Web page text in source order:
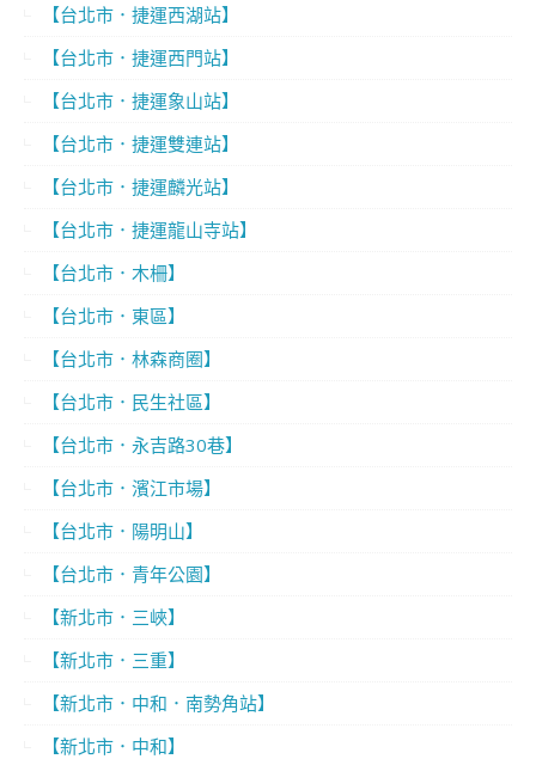
【台北市．捷運西湖站】
【台北市．捷運西門站】
【台北市．捷運象山站】
【台北市．捷運雙連站】
【台北市．捷運麟光站】
【台北市．捷運龍山寺站】
【台北市．木柵】
【台北市．東區】
【台北市．林森商圈】
【台北市．民生社區】
【台北市．永吉路30巷】
【台北市．濱江市場】
【台北市．陽明山】
【台北市．青年公園】
【新北市．三峽】
【新北市．三重】
【新北市．中和．南勢角站】
【新北市．中和】